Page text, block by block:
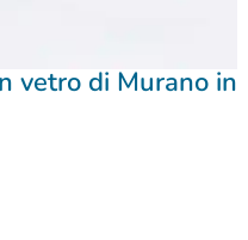
vetro di Murano in